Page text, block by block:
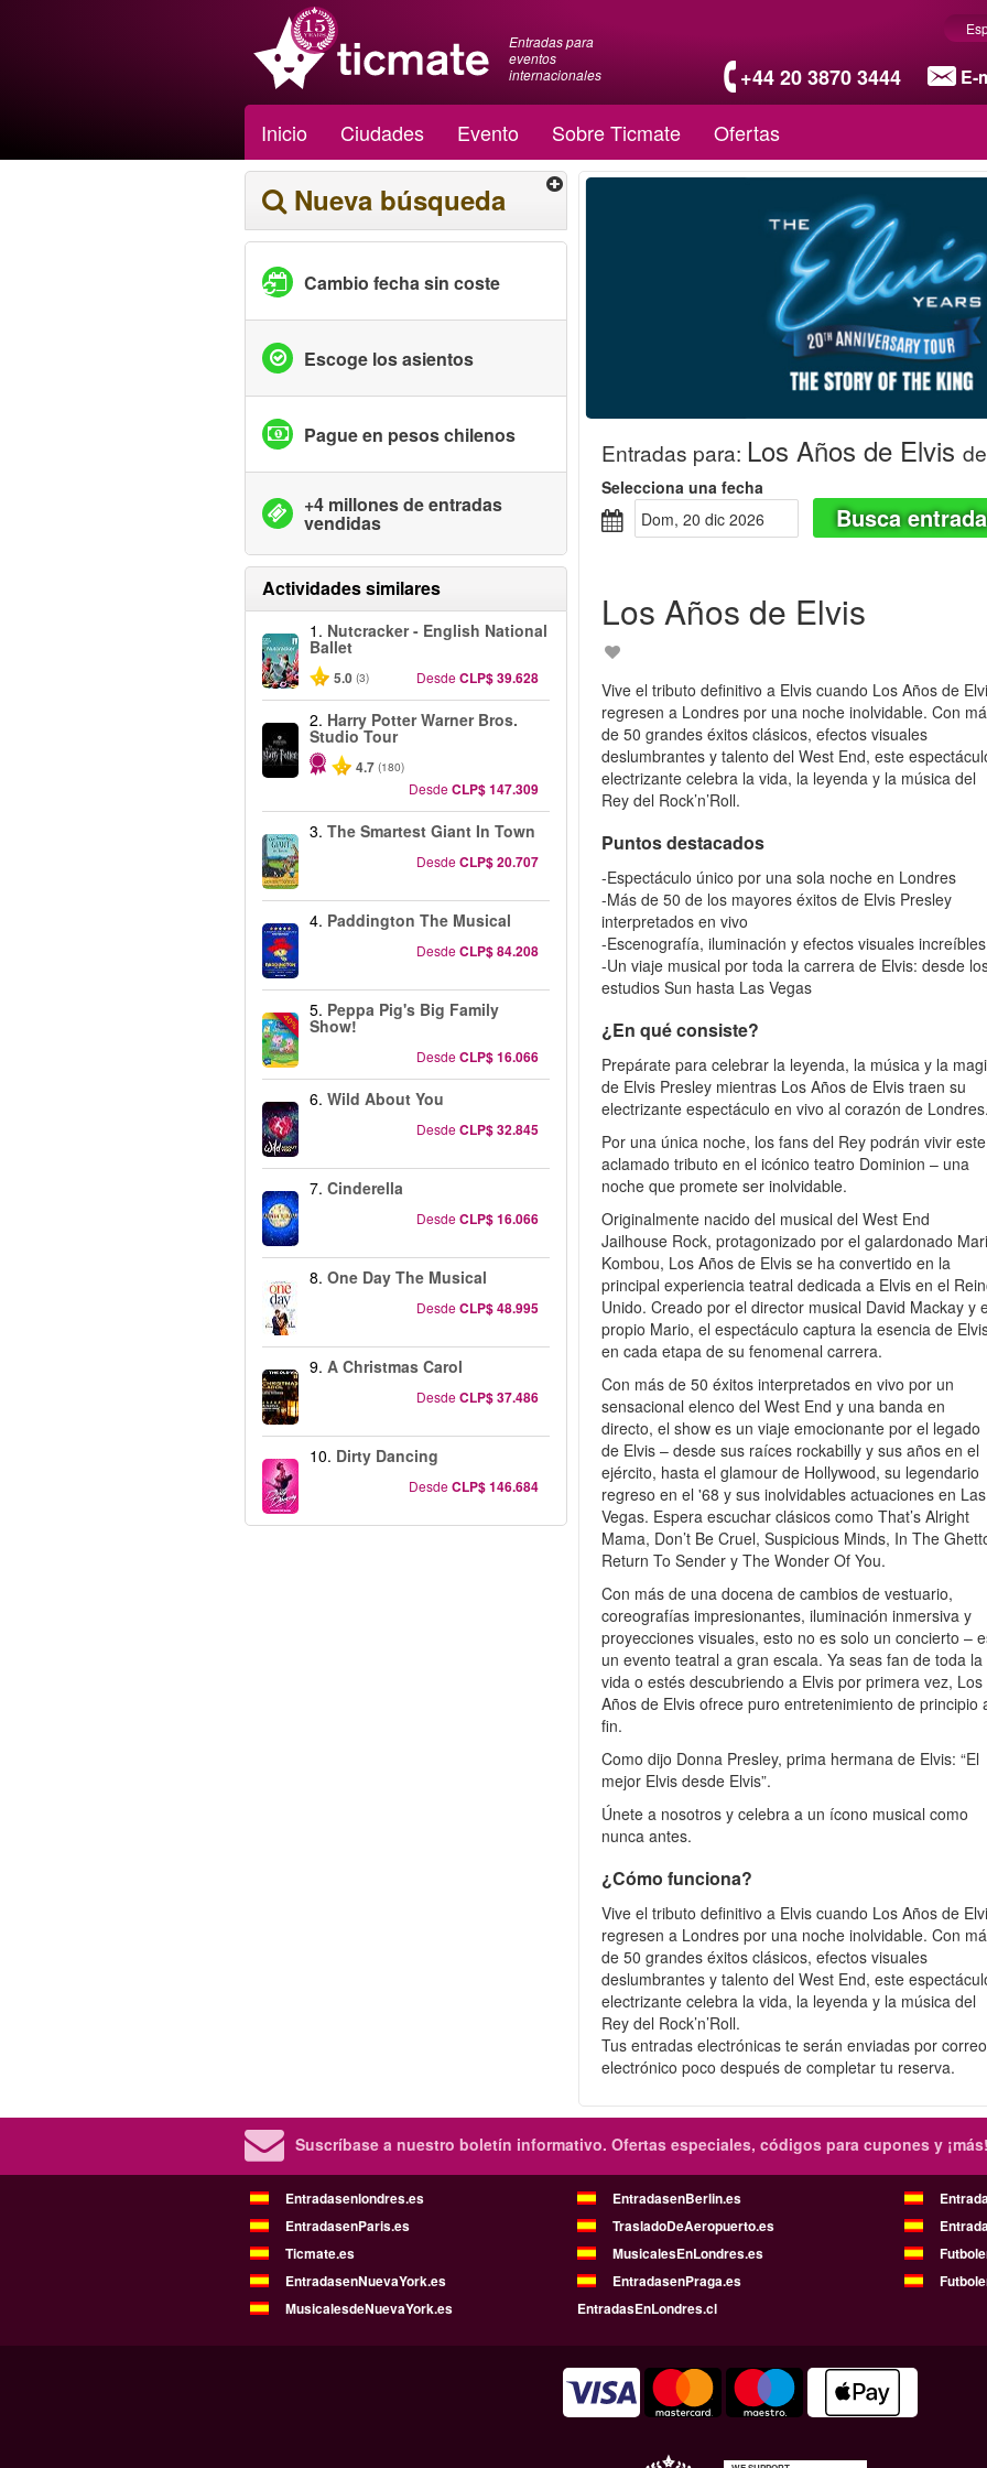
Entradas para
eventos
internacionales
+44 20 3870 3444 E-
Inicio Ciudades Evento Sobre Ticmate Ofertas
Nueva búsqueda
Cambio fecha sin coste
Escoge los asientos
Pague en pesos chilenos
+4 millones de entradas
vendidas
Actividades similares
1. Nutcracker - English National
Ballet
5.0 (3) DesdeCLP$ 39.628
2. Harry Potter Warner Bros.
Studio Tour
4.7 (180)
DesdeCLP$ 147.309
3. The Smartest Giant In Town
DesdeCLP$ 20.707
4. Paddington The Musical
DesdeCLP$ 84.208
-40%
5. Peppa Pig's Big Family
Show!
DesdeCLP$ 16.066
6. Wild About You
DesdeCLP$ 32.845
7. Cinderella
DesdeCLP$ 16.066
8. One Day The Musical
DesdeCLP$ 48.995
9. A Christmas Carol
DesdeCLP$ 37.486
10. Dirty Dancing
DesdeCLP$ 146.684
Entradas para: Los Años de Elvis
Selecciona una fecha
dom, 20 dic 2026
Busca
Los Años de Elvis
Vive el tributo definitivo a Elvis cuando Los Años de
regresen a Londres por una noche inolvidable. Con
de 50 grandes éxitos clásicos, efectos visuales
deslumbrantes y talento del West End, este
electrizante celebra la vida, la leyenda y la música del
Rey del Rock’n’Roll.
Puntos destacados
-Espectáculo único por una sola noche en Londres
-Más de 50 de los mayores éxitos de Elvis Presley
interpretados en vivo
-Escenografía, iluminación y efectos visuales increíbles
-Un viaje musical por toda la carrera de Elvis: desde
estudios Sun hasta Las Vegas
¿En qué consiste?
Prepárate para celebrar la leyenda, la música y la
de Elvis Presley mientras Los Años de Elvis traen su
electrizante espectáculo en vivo al corazón de Londres.
Por una única noche, los fans del Rey podrán vivir este
aclamado tributo en el icónico teatro Dominion – una
noche que promete ser inolvidable.
Originalmente nacido del musical del West End
Jailhouse Rock, protagonizado por el galardonado
Kombou, Los Años de Elvis se ha convertido en la
principal experiencia teatral dedicada a Elvis en el
Unido. Creado por el director musical David Mackay y
propio Mario, el espectáculo captura la esencia de
en cada etapa de su fenomenal carrera.
Con más de 50 éxitos interpretados en vivo por un
sensacional elenco del West End y una banda en
directo, el show es un viaje emocionante por el legado
de Elvis – desde sus raíces rockabilly y sus años en el
ejército, hasta el glamour de Hollywood, su legendario
regreso en el '68 y sus inolvidables actuaciones en Las
Vegas. Espera escuchar clásicos como That’s Alright
Mama, Don’t Be Cruel, Suspicious Minds, In The
Return To Sender y The Wonder Of You.
Con más de una docena de cambios de vestuario,
coreografías impresionantes, iluminación inmersiva y
proyecciones visuales, esto no es solo un concierto –
un evento teatral a gran escala. Ya seas fan de toda la
vida o estés descubriendo a Elvis por primera vez, Los
Años de Elvis ofrece puro entretenimiento de principio
fin.
Como dijo Donna Presley, prima hermana de Elvis: “El
mejor Elvis desde Elvis”.
Únete a nosotros y celebra a un ícono musical como
nunca antes.
¿Cómo funciona?
Vive el tributo definitivo a Elvis cuando Los Años de
regresen a Londres por una noche inolvidable. Con
de 50 grandes éxitos clásicos, efectos visuales
deslumbrantes y talento del West End, este
electrizante celebra la vida, la leyenda y la música del
Rey del Rock’n’Roll.
Tus entradas electrónicas te serán enviadas por correo
electrónico poco después de completar tu reserva.
Suscríbase a nuestro boletín informativo. Ofertas especiales, códigos para cupones y ¡más!
Entradasenlondres.es EntradasenBerlin.es
EntradasenParis.es
TrasladoDeAeropuerto.es
Ticmate.es
MusicalesEnLondres.es
EntradasenNuevaYork.es
EntradasenPraga.es
MusicalesdeNuevaYork.es
EntradasEnLondres.cl